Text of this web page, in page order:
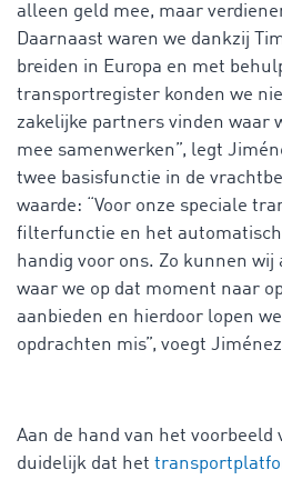
alleen geld mee, maar
Daarnaast waren we dankzij
breiden in Europa en met
transportregister konden we
zakelijke partners vinden waar
mee samenwerken”, legt
twee basisfunctie in de
waarde: “Voor onze speciale
filterfunctie en het
handig voor ons. Zo kunnen wij
waar we op dat moment naar
aanbieden en hierdoor lopen
opdrachten mis”, voegt
Aan de hand van het voorbeeld
duidelijk dat het